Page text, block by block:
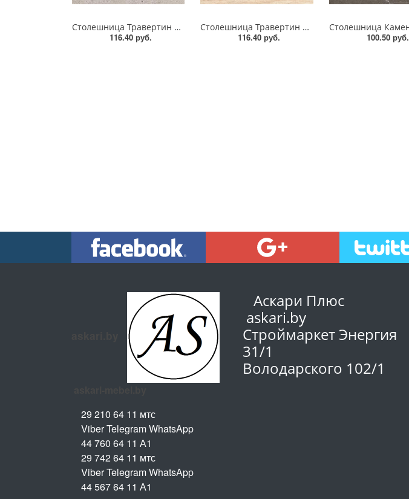
Столешница Травертин Кале AF052 STG5 EGGER
116.40 руб.
Столешница Травертин Маргарита AF030 STG5 EGGER
116.40 руб.
100.50 руб.
Аскари Плюс
askari.by
Строймаркет Энергия
31/1
Володарского 102/1
29 210 64 11 мтс
Viber Telegram WhatsApp
44 760 64 11 А1
29 742 64 11 мтс
Viber Telegram WhatsApp
44 567 64 11 А1